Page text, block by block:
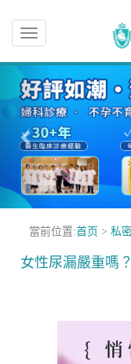
Toggle
navigation
當前位置:首页 > 私
女性尿漏嚴重嗎